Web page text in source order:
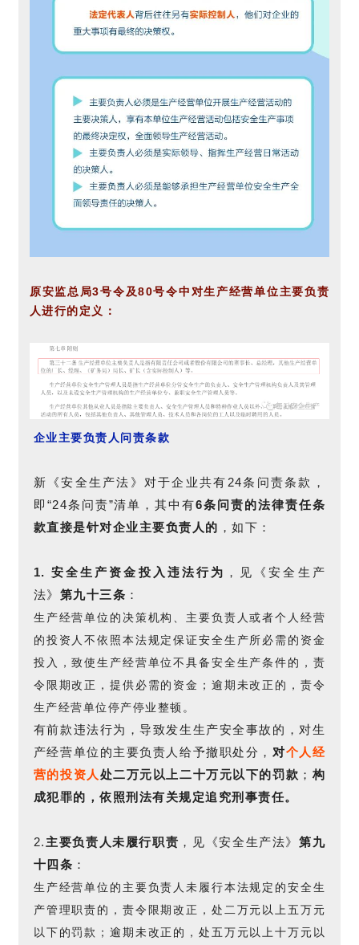
原安监总局3号令及80号令中对生产经营单位主要负责
人进行的定义：
企业主要负责人问责条款
新《安全生产法》对于企业共有24条问责条款，
即“24条问责”清单，其中有6条问责的法律责任条
款直接是针对企业主要负责人 的 ，如下：
1. 安全生产资金投入违法行为 ，见《安全生产
法》 第九十三条 ：
生产经营单位的决策机构、主要负责人或者个人经营
的投资人不依照本法规定保证安全生产所必需的资金
投入，致使生产经营单位不具备安全生产条件的，责
令限期改正，提供必需的资金；逾期未改正的，责令
生产经营单位停产停业整顿。
有前款违法行为，导致发生生产安全事故的，对生
产经营单位的主要负责人给予撤职处分， 对个人经
营的投资人 处二万元以上二十万元以下的罚款 ； 构
成犯罪的，依照刑法有关规定追究刑事责任。
2. 主要负责人未履行职责 ，见《安全生产法》第九
十四条 ：
生产经营单位的主要负责人未履行本法规定的安全生
产管理职责的，责令限期改正，处二万元以上五万元
以下的罚款；逾期未改正的，处五万元以上十万元以